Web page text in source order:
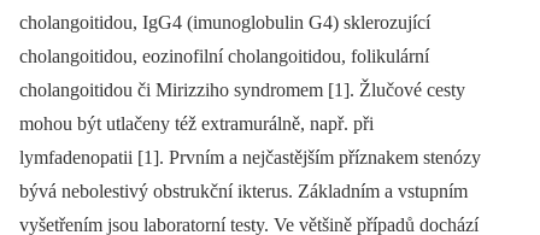
cholangoitidou, IgG4 (imunoglobulin G4) sklerozující
cholangoitidou, eozinofilní cholangoitidou, folikulární
cholangoitidou či Mirizziho syndromem [1]. Žlučové cesty
mohou být utlačeny též extramurálně, např. při
lymfadenopatii [1]. Prvním a nejčastějším příznakem stenózy
bývá nebolestivý obstrukční ikterus. Základním a vstupním
vyšetřením jsou laboratorní testy. Ve většině případů dochází